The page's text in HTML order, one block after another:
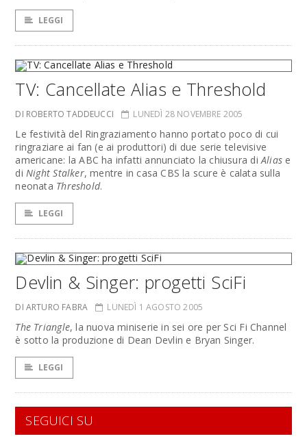
LEGGI
TV: Cancellate Alias e Threshold
DI ROBERTO TADDEUCCI LUNEDÌ 28 NOVEMBRE 2005
Le festività del Ringraziamento hanno portato poco di cui
ringraziare ai fan (e ai produttori) di due serie televisive
americane: la ABC ha infatti annunciato la chiusura diAlias e
diNight Stalker, mentre in casa CBS la scure è calata sulla
neonata Threshold.
LEGGI
Devlin & Singer: progetti SciFi
DI ARTURO FABRA LUNEDÌ 1 AGOSTO 2005
The Triangle, la nuova miniserie in sei ore per Sci Fi Channel
è sotto la produzione di Dean Devlin e Bryan Singer.
LEGGI
SEGUICI SU